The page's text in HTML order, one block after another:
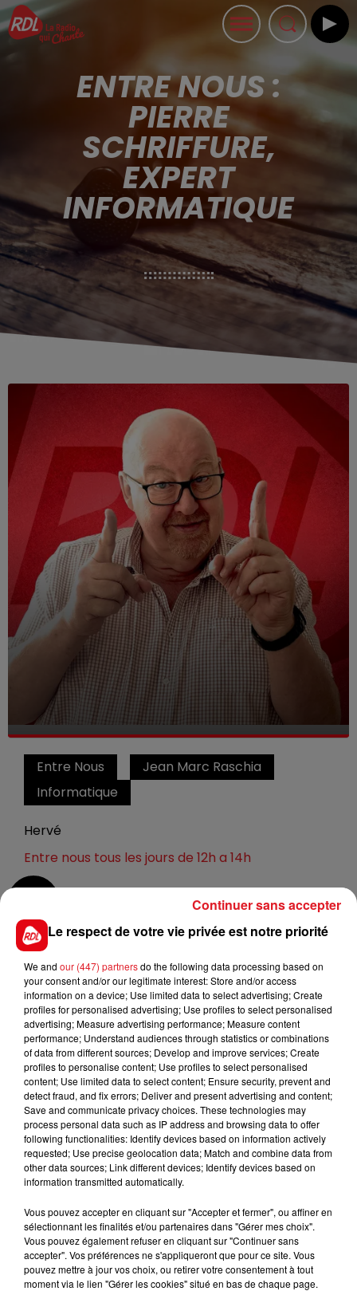
ENTRE NOUS :
PIERRE
SCHRIFFURE,
EXPERT
INFORMATIQUE
Entre Nous
Jean Marc Raschia
Informatique
Hervé
Entre nous tous les jours de 12h a 14h
15 min 41 sec
13 octobre 2022 - 15 min 41 sec
ENTRE NOUS : PIERRE SCHRIFFURE, EXPERT
INFORMATIQUE
Chaque jour, de 12h à 14h, retrouvez Jean-Marc Rashia
pour parler de tout… avec vous !
TITRES DIFFUSÉS
7h39
7h39 7h35
7h35
Le respect de votre vie privée est notre priorité
We and our (447) partnersdo the following data processing based on
your consent and/or our legitimate interest: Store and/or access
information on a device; Use limited data to select advertising; Create
profiles for personalised advertising; Use profiles to select personalised
advertising; Measure advertising performance; Measure content
performance; Understand audiences through statistics or combinations
of data from different sources; Develop and improve services; Create
profiles to personalise content; Use profiles to select personalised
content; Use limited data to select content; Ensure security, prevent and
detect fraud, and fix errors; Deliver and present advertising and content;
Save and communicate privacy choices. These technologies may
process personal data such as IP address and browsing data to offer
following functionalities: Identify devices based on information actively
requested; Use precise geolocation data; Match and combine data from
other data sources; Link different devices; Identify devices based on
information transmitted automatically.
Vous pouvez accepter en cliquant sur "Accepter et fermer", ou affiner en
sélectionnant les finalités et/ou partenaires dans "Gérer mes choix".
Vous pouvez également refuser en cliquant sur "Continuer sans
accepter". Vos préférences ne s'appliqueront que pour ce site. Vous
pouvez mettre à jour vos choix, ou retirer votre consentement à tout
moment via le lien "Gérer les cookies" situé en bas de chaque page.
Continuer sans accepter